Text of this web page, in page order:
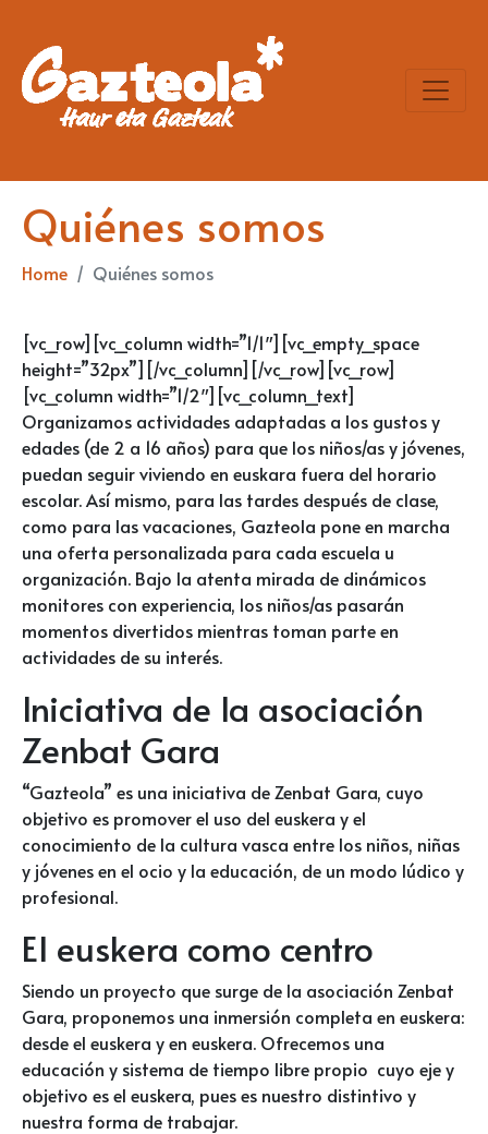
Quiénes somos
Home Quiénes somos
[vc_row][vc_column width=”1/1″][vc_empty_space
height=”32px”][/vc_column][/vc_row][vc_row]
[vc_column width=”1/2″][vc_column_text]
Organizamos actividades adaptadas a los gustos y
edades (de 2 a 16 años) para que los niños/as y jóvenes,
puedan seguir viviendo en euskara fuera del horario
escolar. Así mismo, para las tardes después de clase,
como para las vacaciones, Gazteola pone en marcha
una oferta personalizada para cada escuela u
organización. Bajo la atenta mirada de dinámicos
monitores con experiencia, los niños/as pasarán
momentos divertidos mientras toman parte en
actividades de su interés.
Iniciativa de la asociación
Zenbat Gara
“Gazteola” es una iniciativa de Zenbat Gara, cuyo
objetivo es promover el uso del euskera y el
conocimiento de la cultura vasca entre los niños, niñas
y jóvenes en el ocio y la educación, de un modo lúdico y
profesional.
El euskera como centro
Siendo un proyecto que surge de la asociación Zenbat
Gara, proponemos una inmersión completa en euskera:
desde el euskera y en euskera. Ofrecemos una
educación y sistema de tiempo libre propio cuyo eje y
objetivo es el euskera, pues es nuestro distintivo y
nuestra forma de trabajar.